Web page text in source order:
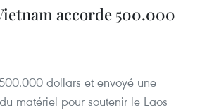
accorde 500.000
dollars et envoyé une
matériel pour soutenir le Laos